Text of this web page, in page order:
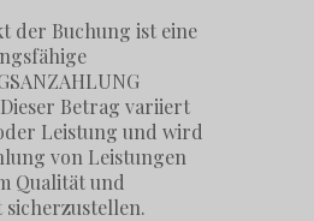
der Buchung ist eine
Betrag variiert
Leistung und wird
von Leistungen
Qualität und